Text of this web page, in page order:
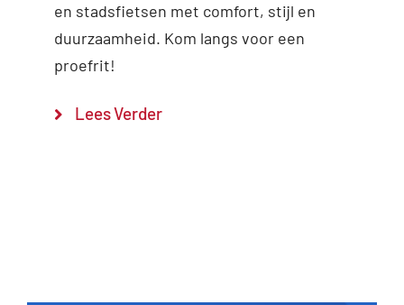
en stadsfietsen met comfort, stijl en
duurzaamheid. Kom langs voor een
proefrit!
Lees Verder